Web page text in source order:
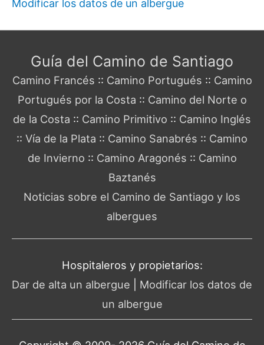
Modificar los datos de un albergue
Guía del Camino de Santiago
Camino Francés :: Camino Portugués :: Camino
Portugués por la Costa :: Camino del Norte o
de la Costa :: Camino Primitivo :: Camino Inglés
:: Vía de la Plata :: Camino Sanabrés :: Camino
de Invierno :: Camino Aragonés :: Camino
Baztanés
Noticias sobre el Camino de Santiago y los
albergues
Hospitaleros y propietarios:
Dar de alta un albergue
Modificar los datos de
un albergue